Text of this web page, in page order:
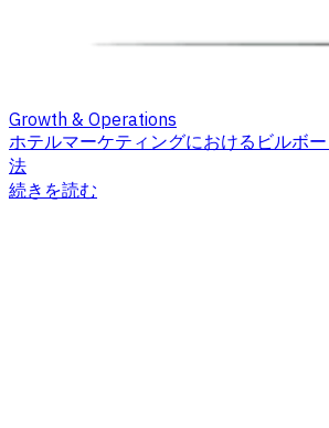
Growth & Operations
ホテルマーケティングにおけるビルボ
法
続きを読む